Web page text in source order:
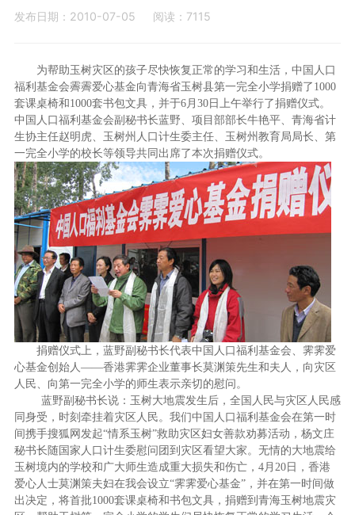
发布日期：2010-07-05 阅读：7115
为帮助玉树灾区的孩子尽快恢复正常的学习和生活，中国人口
福利基金会霽霽爱心基金向青海省玉树县第一完全小学捐赠了1000
套课桌椅和1000套书包文具，并于6月30日上午举行了捐赠仪式。
中国人口福利基金会副秘书长蓝野、项目部部长牛艳平、青海省计
生协主任赵明虎、玉树州人口计生委主任、玉树州教育局局长、第
一完全小学的校长等领导共同出席了本次捐赠仪式。
捐赠仪式上，蓝野副秘书长代表中国人口福利基金会、霁霁爱
心基金创始人——香港霁霁企业董事长莫渊策先生和 夫人，向灾区
人民、向第一完全小学的师生表示亲切的慰问。
蓝野副秘书长说：玉树大地震发生后，全国人民与灾区人民感
同身受，时刻牵挂着灾区人民。我们中国人口福利基金会在第一时
间携手搜狐网发起“情系玉树”救助灾区妇女善款劝募活动，杨文庄
秘书长随国家人口计生委慰问团到灾区看望大家。无情的大地震给
玉树境内的学校和广大师生造成重大损失和伤亡， 4月20日 ，香港
爱心人士莫渊策夫妇在我会设立“霁霁爱心基金”，并在第一时间做
出决定，将首批1000套课桌椅和书包文具， 捐赠到青海玉树地震灾